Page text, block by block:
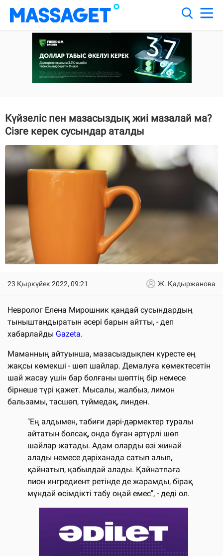
Күйзеліс пен мазасыздық жиі мазалай ма?
Сізге керек сусындар аталды
23 Қыркүйек 2022, 09:21 Ж. Қадыржанова
Невролог Елена Мирошник қандай сусындардың
тыныштандыратын әсері барын айтты, - деп
хабарлайды Gazeta.
Маманның айтуынша, мазасыздықпен күресте ең
жақсы көмекші - шөп шайлар. Демалуға көмектесетін
шай жасау үшін бар болғаны шөптің бір немесе
бірнеше түрі қажет. Мысалы, жалбыз, лимон
бальзамы, тасшөп, түймедақ, линден.
"Ең алдымен, табиғи дәрі-дәрмектер туралы
айтатын болсақ, онда бұған әртүрлі шөп
шайлар жатады. Адам оларды өзі жинай
алады немесе дәріханада сатып алып,
қайнатып, қабылдай алады. Қайнатпаға
пион ингредиент ретінде де жарамды, бірақ
мұндай өсімдікті табу оңай емес", - деді ол.